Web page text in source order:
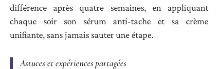
différence après quatre semaines, en appliquant
chaque soir son sérum anti-tache et sa crème
unifiante, sans jamais sauter une étape.
Astuces et expériences partagées